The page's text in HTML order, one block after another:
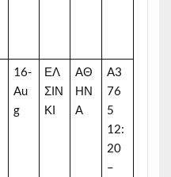
16-
Au
g
ΕΛ
ΣΙΝ
ΚΙ
ΑΘ
ΗΝ
Α
A3
76
5
12:
20
–